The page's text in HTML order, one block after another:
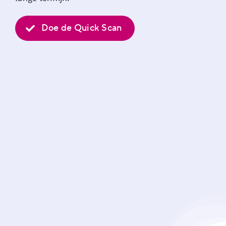
Doe de Quick Scan